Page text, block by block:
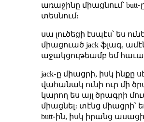
առաջինը միացնում՝ butt֊ը
տեսնում։
սա լուծեցի էսպէս՝ ես
միացուած jack ֆլագ,
աջակցութեամբ եմ
jack֊ը միացրի, իսկ ինքը
վահանակ ունի ուր մի
կարող ես այլ ծրագրի
միացնել։ տէնց միացրի՝
butt֊ին, իսկ իրանց